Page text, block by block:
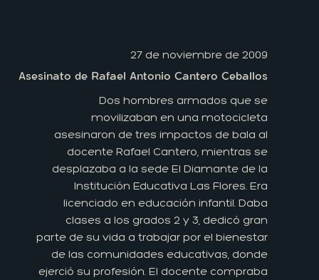
27 de noviembre de 2009
Asesinato de Rafael Antonio Cantero Ceballos
Dos hombres armados que se
movilizaban en una motocicleta
asesinaron de tres impactos de bala al
docente Rafael Cantero, mientras se
desplazaba a la sede El Diamante de la
Institución Educativa Las Flores. Era
licenciado en educación infantil. Daba
clases a los grados 2 y 3, dedicó gran
parte de su vida a trabajar por el bienestar
de las comunidades educativas, donde
ejerció su profesión. El docente compraba